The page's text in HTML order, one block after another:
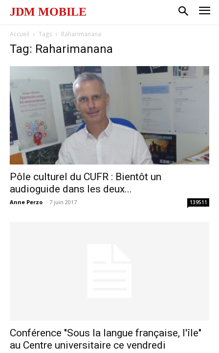
JDM MOBILE
Accueil Tags Raharimanana
Tag: Raharimanana
Pôle culturel du CUFR : Bientôt un
audioguide dans les deux...
Anne Perzo - 7 juin 2017 139511
Conférence "Sous la langue française, l'île"
au Centre universitaire ce vendredi